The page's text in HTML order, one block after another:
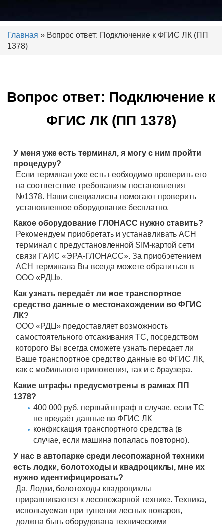
ГЛОНАСС, контроль топлива.
Главная » Вопрос ответ: Подключение к ФГИС ЛК (ПП
1378)
Вопрос ответ: Подключение к
ФГИС ЛК (ПП 1378)
У меня уже есть терминал, я могу с ним пройти
процедуру?
Если терминал уже есть необходимо проверить его
на соответствие требованиям постановления
№1378. Наши специалисты помогают проверить
установленное оборудование бесплатно.
Какое оборудование ГЛОНАСС нужно ставить?
Рекомендуем приобретать и устанавливать АСН
терминал с предустановленной SIM-картой сети
связи ГАИС «ЭРА-ГЛОНАСС». За приобретением
АСН терминала Вы всегда можете обратиться в
ООО «РДЦ».
Как узнать передаёт ли мое транспортное
средство данные о местонахождении во ФГИС
ЛК?
ООО «РДЦ» предоставляет возможность
самостоятельного отсаживания ТС, посредством
которого Вы всегда сможете узнать передает ли
Ваше транспортное средство данные во ФГИС ЛК,
как с мобильного приложения, так и с браузера.
Какие штрафы предусмотрены в рамках ПП
1378?
400 000 руб. первый штраф в случае, если ТС
не предаёт данные во ФГИС ЛК
конфискация транспортного средства (в
случае, если машина попалась повторно).
У нас в автопарке среди лесопожарной техники
есть лодки, болотоходы и квадроциклы, мне их
нужно идентифицировать?
Да. Лодки, болотоходы квадроциклы
приравниваются к лесопожарной технике. Техника,
используемая при тушении лесных пожаров,
должна быть оборудована техническими